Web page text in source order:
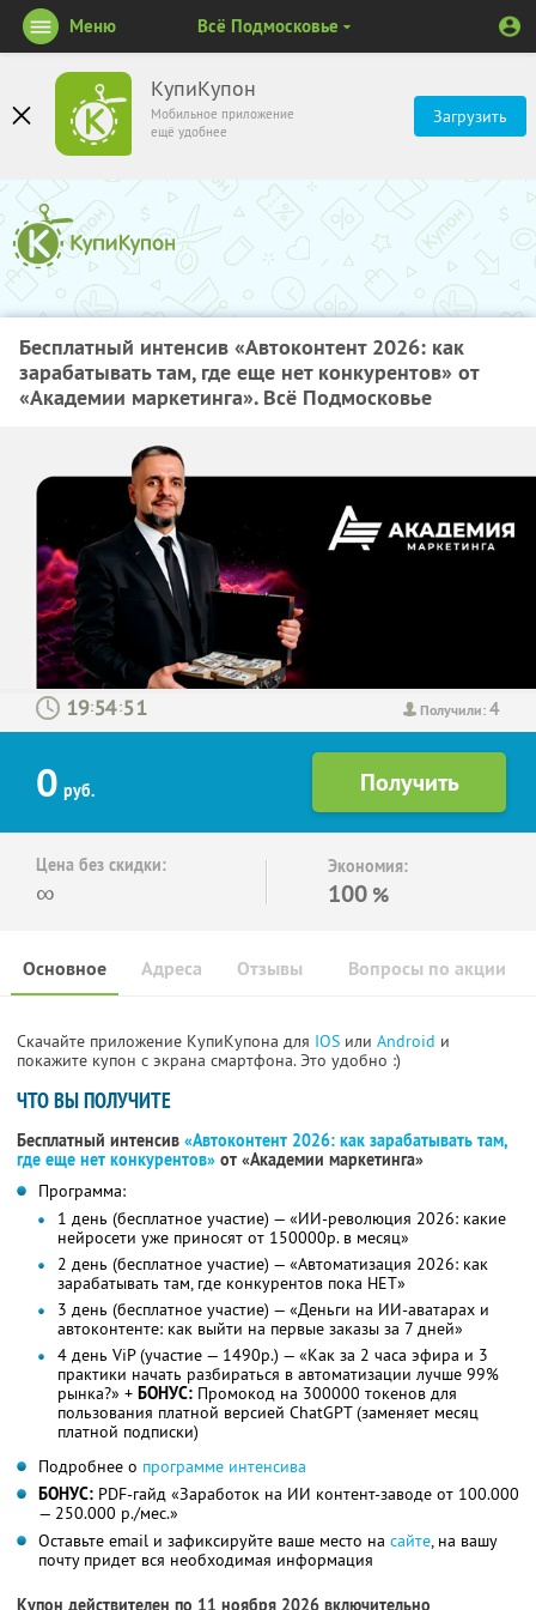
КупиКупон
Мобильное приложение
ещё удобнее
Загрузить
Меню Всё Подмосковье
Бесплатный интенсив «Автоконтент 2026: как
зарабатывать там, где еще нет конкурентов» от
«Академии маркетинга». Всё Подмосковье
Получили:4
: :
0 руб.
Цена без скидки:
∞
Экономия:
100 %
Основное Отзывы Вопросы по акции
Адреса
Скачайте приложение КупиКупона для IOS или Android и
покажите купон с экрана смартфона. Это удобно :)
ЧТО ВЫ ПОЛУЧИТЕ
Бесплатный интенсив «Автоконтент 2026: как зарабатывать там,
где еще нет конкурентов» от «Академии маркетинга»
Программа:
1 день (бесплатное участие) — «ИИ-революция 2026: какие
нейросети уже приносят от 150000р. в месяц»
2 день (бесплатное участие) — «Автоматизация 2026: как
зарабатывать там, где конкурентов пока НЕТ»
3 день (бесплатное участие) — «Деньги на ИИ-аватарах и
автоконтенте: как выйти на первые заказы за 7 дней»
4 день ViP (участие — 1490р.) — «Как за 2 часа эфира и 3
практики начать разбираться в автоматизации лучше 99%
рынка?» + БОНУС: Промокод на 300000 токенов для
пользования платной версией ChatGPT (заменяет месяц
платной подписки)
Подробнее о программе интенсива
БОНУС: PDF-гайд «Заработок на ИИ контент-заводе от 100.000
— 250.000 р./мес.»
Оставьте email и зафиксируйте ваше место на сайте, на вашу
почту придет вся необходимая информация
Купон действителен по 11 ноября 2026 включительно